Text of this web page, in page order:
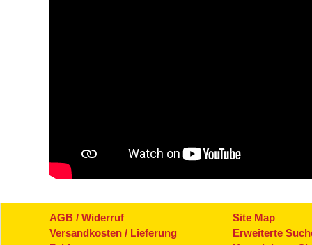
AGB / Widerruf
Versandkosten / Lieferung
Site Map
Erweiterte